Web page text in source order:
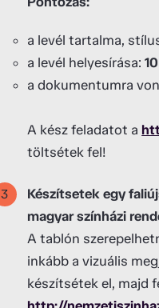
a levél tartalma,
a levél helyesírása:
a dokumentumra
A kész feladatot a
töltsétek fel!
Készítsetek egy
magyar színházi
A tablón
inkább a vizuális
készítsétek el, majd